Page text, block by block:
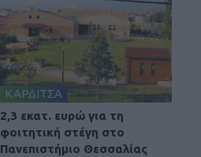
ΚΑΡΔΙΤΣΑ
2,3 εκατ. ευρώ για τη
φοιτητική στέγη στο
Πανεπιστήμιο Θεσσαλίας